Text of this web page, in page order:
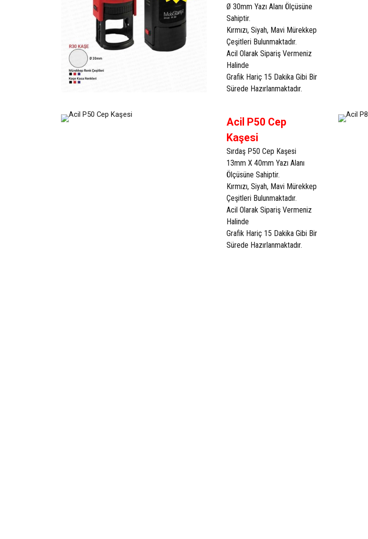
Ø 30mm Yazı Alanı Ölçüsüne
Sahiptir.
Kırmızı, Siyah, Mavi Mürekkep
Çeşitleri Bulunmaktadır.
Acil Olarak Sipariş Vermeniz
Halinde
Grafik Hariç 15 Dakika Gibi Bir
Sürede Hazırlanmaktadır.
Acil P50 Cep
Kaşesi
Sırdaş P50 Cep Kaşesi
13mm X 40mm Yazı Alanı
Ölçüsüne Sahiptir.
Kırmızı, Siyah, Mavi Mürekkep
Çeşitleri Bulunmaktadır.
Acil Olarak Sipariş Vermeniz
Halinde
Grafik Hariç 15 Dakika Gibi Bir
Sürede Hazırlanmaktadır.